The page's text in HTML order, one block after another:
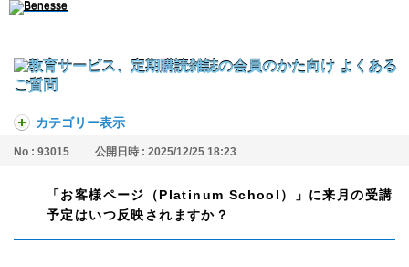
カテゴリー表示
No : 93015 公開日時 : 2025/12/25 18:23
「お客様ページ（Platinum School）」に来月の受講
予定はいつ反映されますか？